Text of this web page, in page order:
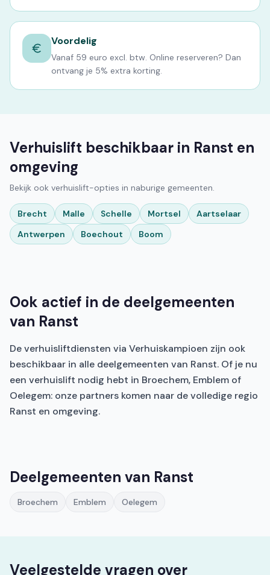
Voordelig
Vanaf 59 euro excl. btw. Online reserveren? Dan
ontvang je 5% extra korting.
Verhuislift beschikbaar in Ranst en
omgeving
Bekijk ook verhuislift-opties in naburige gemeenten.
Brecht Malle Schelle Mortsel
Aartselaar
Antwerpen
Boechout Boom
Ook actief in de deelgemeenten
van Ranst
De verhuisliftdiensten via Verhuiskampioen zijn ook
beschikbaar in alle deelgemeenten van Ranst. Of je nu
een verhuislift nodig hebt in Broechem, Emblem of
Oelegem: onze partners komen naar de volledige regio
Ranst en omgeving.
Deelgemeenten van Ranst
Broechem Emblem Oelegem
Veelgestelde vragen over